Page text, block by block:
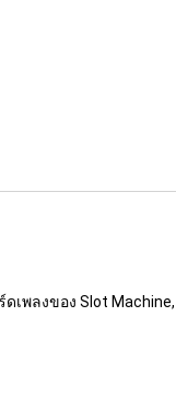
พลงของ Slot